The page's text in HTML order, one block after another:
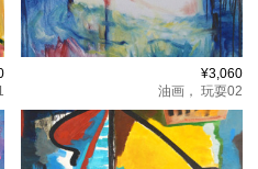
¥3,060
油画， 玩耍02